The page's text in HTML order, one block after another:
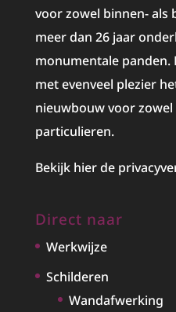
voor zowel binnen- als
meer dan 26 jaar
monumentale
met evenveel plezier
nieuwbouw voor zowel
particulieren.
Bekijk hier de
Direct naar
Werkwijze
Schilderen
Wandafwerking